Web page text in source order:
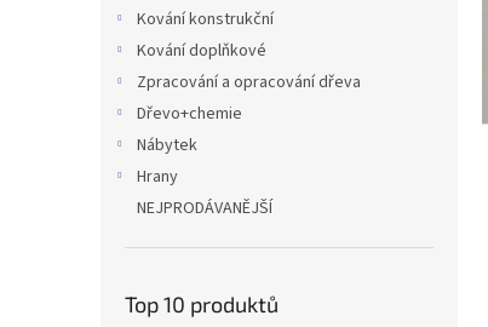
Kování konstrukční
Kování doplňkové
Zpracování a opracování dřeva
Dřevo+chemie
Nábytek
Hrany
NEJPRODÁVANĚJŠÍ
Top 10 produktů